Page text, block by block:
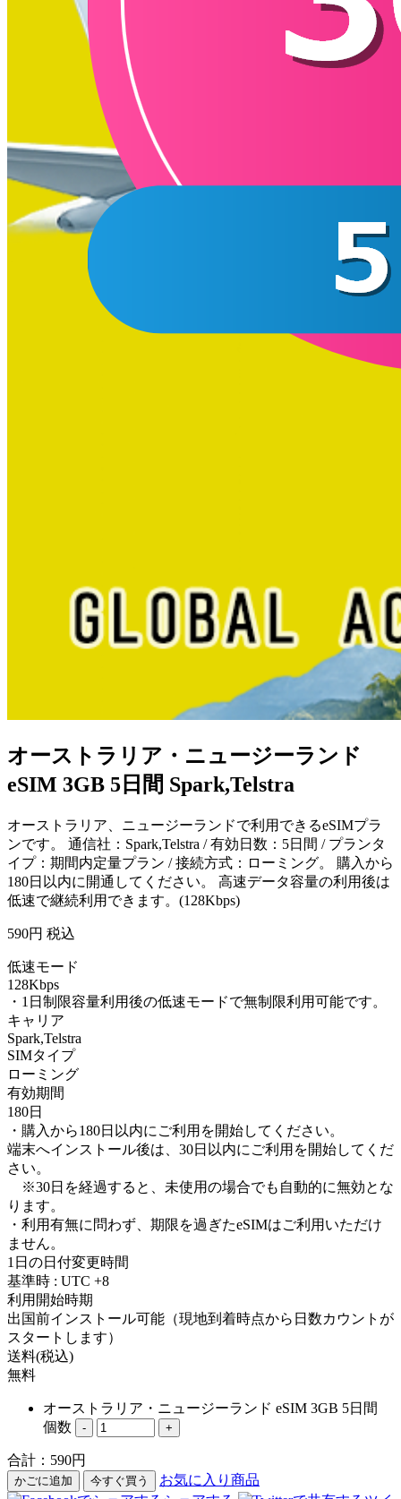
オーストラリア・ニュージーランド
eSIM 3GB 5日間 Spark,Telstra
オーストラリア、ニュージーランドで利用できるeSIMプラ
ンです。 通信社：Spark,Telstra / 有効日数：5日間 / プランタ
イプ：期間内定量プラン / 接続方式：ローミング。 購入から
180日以内に開通してください。 高速データ容量の利用後は
低速で継続利用できます。(128Kbps)
590円 税込
低速モード
128Kbps
・1日制限容量利用後の低速モードで無制限利用可能です。
キャリア
Spark,Telstra
SIMタイプ
ローミング
有効期間
180日
・購入から180日以内にご利用を開始してください。
端末へインストール後は、30日以内にご利用を開始してくだ
さい。
※30日を経過すると、未使用の場合でも自動的に無効とな
ります。
・利用有無に問わず、期限を過ぎたeSIMはご利用いただけ
ません。
1日の日付変更時間
基準時 : UTC +8
利用開始時期
出国前インストール可能（現地到着時点から日数カウントが
スタートします）
送料(税込)
無料
オーストラリア・ニュージーランド eSIM 3GB 5日間
個数
- +
合計： 590円
かごに追加 今すぐ買う
お気に入り商品